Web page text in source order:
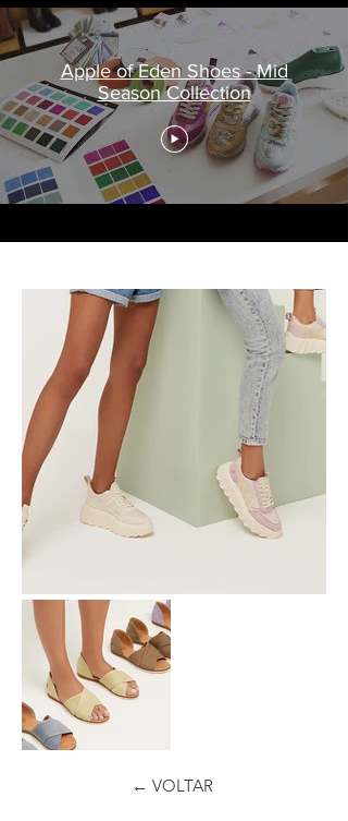
Apple of Eden Shoes - Mid
Season Collection
← VOLTAR